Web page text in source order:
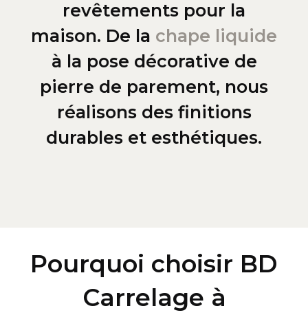
revêtements pour la
maison. De la chape liquide
à la pose décorative de
pierre de parement, nous
réalisons des finitions
durables et esthétiques.
Pourquoi choisir BD
Carrelage à